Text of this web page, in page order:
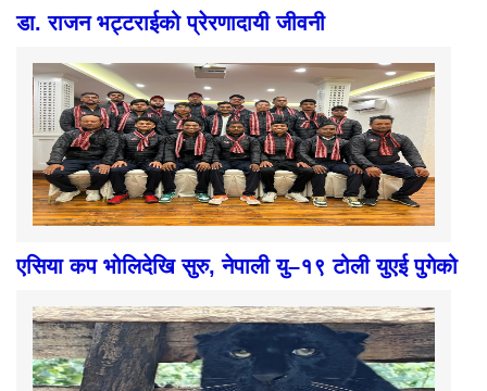
डा. राजन भट्टराईको प्रेरणादायी जीवनी
एसिया कप भोलिदेखि सुरु, नेपाली यु–१९ टोली युएई पुगेको